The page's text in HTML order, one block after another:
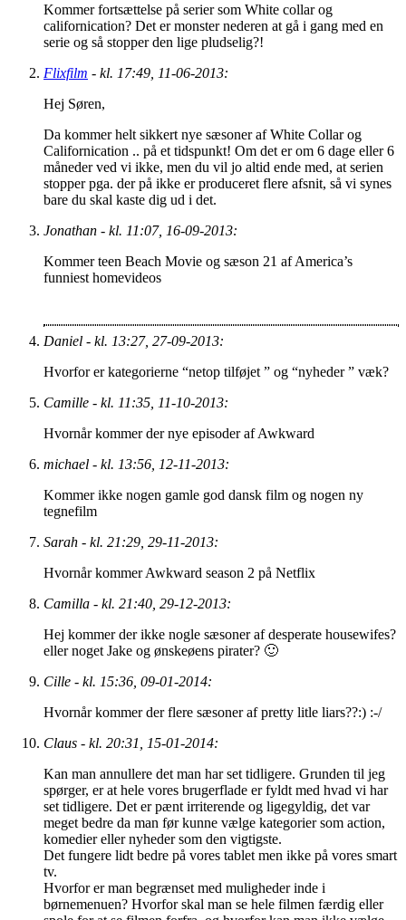
Kommer fortsættelse på serier som White collar og
californication? Det er monster nederen at gå i gang med en
serie og så stopper den lige pludselig?!
Flixfilm - kl. 17:49, 11-06-2013:
Hej Søren,
Da kommer helt sikkert nye sæsoner af White Collar og
Californication .. på et tidspunkt! Om det er om 6 dage eller 6
måneder ved vi ikke, men du vil jo altid ende med, at serien
stopper pga. der på ikke er produceret flere afsnit, så vi synes
bare du skal kaste dig ud i det.
Jonathan - kl. 11:07, 16-09-2013:
Kommer teen Beach Movie og sæson 21 af America’s
funniest homevideos
Daniel - kl. 13:27, 27-09-2013:
Hvorfor er kategorierne “netop tilføjet ” og “nyheder ” væk?
Camille - kl. 11:35, 11-10-2013:
Hvornår kommer der nye episoder af Awkward
michael - kl. 13:56, 12-11-2013:
Kommer ikke nogen gamle god dansk film og nogen ny
tegnefilm
Sarah - kl. 21:29, 29-11-2013:
Hvornår kommer Awkward season 2 på Netflix
Camilla - kl. 21:40, 29-12-2013:
Hej kommer der ikke nogle sæsoner af desperate housewifes?
eller noget Jake og ønskeøens pirater? 🙂
Cille - kl. 15:36, 09-01-2014:
Hvornår kommer der flere sæsoner af pretty litle liars??:) :-/
Claus - kl. 20:31, 15-01-2014:
Kan man annullere det man har set tidligere. Grunden til jeg
spørger, er at hele vores brugerflade er fyldt med hvad vi har
set tidligere. Det er pænt irriterende og ligegyldig, det var
meget bedre da man før kunne vælge kategorier som action,
komedier eller nyheder som den vigtigste.
Det fungere lidt bedre på vores tablet men ikke på vores smart
tv.
Hvorfor er man begrænset med muligheder inde i
børnemenuen? Hvorfor skal man se hele filmen færdig eller